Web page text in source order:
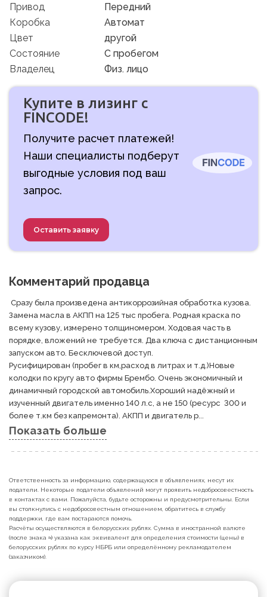
Привод
Передний
Коробка
Автомат
Цвет
другой
Состояние
C пробегом
Владелец
Физ. лицо
Купите в лизинг с
FINCODE!
Получите расчет платежей!
Наши специалисты подберут
выгодные условия под ваш
запрос.
Оставить заявку
Комментарий продавца
Замена масла в АКПП на 125 тыс пробега. Родная краска по
всему кузову, измерено толщиномером. Ходовая часть в
порядке, вложений не требуется. Два ключа с дистанционным
запуском авто. Бесключевой доступ.
Русифицирован (пробег в км,расход в литрах и т.д.)Новые
колодки по кругу авто фирмы Брембо. Очень экономичный и
динамичный городской автомобиль.Хороший надёжный и
изученный двигатель именно 140 л.с, а не 150 (ресурс  300 и
более т.км без капремонта). АКПП и двигатель р...
Показать больше
Ответственность за информацию, содержащуюся в объявлениях, несут их
податели. Некоторые податели объявлений могут проявить недобросовестность
в контактах с вами. Пожалуйста, будьте осторожны и предусмотрительны. Если
вы столкнулись с недобросовестным отношением, обратитесь в службу
поддержки, где вам постараются помочь.
Расчёты осуществляются в белорусских рублях. Сумма в иностранной валюте
(после знака ≈) указана как эквивалент для определения стоимости (цены) в
белорусских рублях по курсу НБРБ или определённому рекламодателем
(заказчиком).